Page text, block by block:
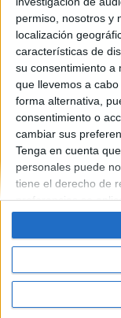
permiso, nosotros y
localización
características de
su consentimiento a
que llevemos a
forma alternativa,
consentimiento o
cambiar sus
Tenga en cuenta
personales puede
tiene el derecho de
preferencias se
sus preferencias o
momento volviendo
"Privacidad" en la
2 comentarios
Aviso legal|Politica
© 2003-2026Compás
Madrid